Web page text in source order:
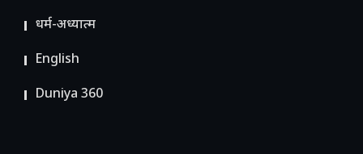
धर्म-अध्यात्म
English
Duniya 360